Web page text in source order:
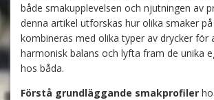
både smakupplevelsen och njutningen av
denna artikel utforskas hur olika smaker
kombineras med olika typer av drycker för
harmonisk balans och lyfta fram de unika
hos båda.
Förstå grundläggande smakprofiler